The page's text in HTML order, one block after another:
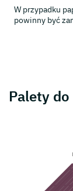
W przypadku
powinny być
Palety